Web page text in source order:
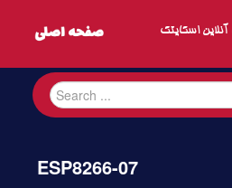
اسکایتک
ESP8266-07